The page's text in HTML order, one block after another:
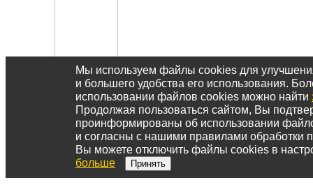
Мы используем файлы cookies для
и большего удобства его использования.
использовании файлов cookies можно найти
Продолжая пользоваться сайтом, Вы
проинформированы об использовании
и согласны с нашими правилами обработки
Вы можете отключить файлы cookies в
больше
Принять